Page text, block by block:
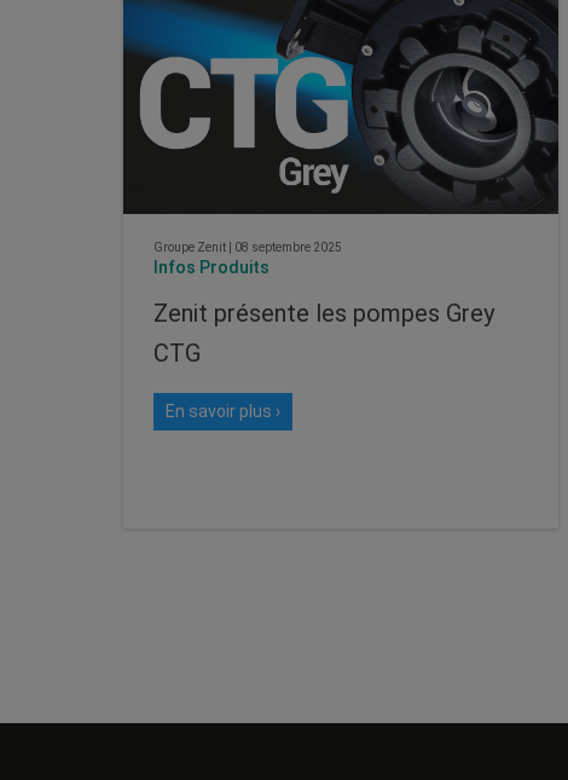
Groupe Zenit 08 septembre 2025
Infos Produits
Zenit présente les pompes Grey
CTG
En savoir plus ›